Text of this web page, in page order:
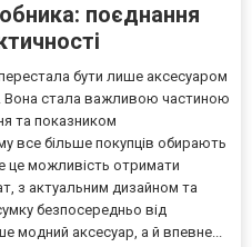
поєднання
бути лише аксесуаром
Вона стала важливою частиною
та показником
все більше покупців обирають
це можливість отримати
з актуальним дизайном та
безпосередньо від
модний аксесуар, а й впевне...